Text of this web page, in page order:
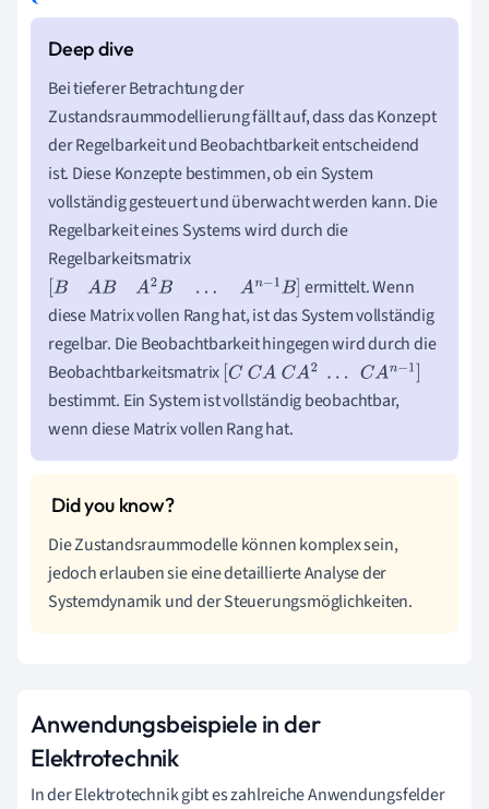
Bei tieferer Betrachtung der
Zustandsraummodellierung fällt auf, dass das Konzept
der Regelbarkeit und Beobachtbarkeit entscheidend
ist. Diese Konzepte bestimmen, ob ein System
vollständig gesteuert und überwacht werden kann. Die
Regelbarkeit eines Systems wird durch die
Regelbarkeitsmatrix
[BA A2B.. n−1B]
ermittelt. Wenn
diese Matrix vollen Rang hat, ist das System vollständig
regelbar. Die Beobachtbarkeit hingegen wird durch die
Beobachtbarkeitsmatrix [CCACA2...C An−1
bestimmt. Ein System ist vollständig beobachtbar,
wenn diese Matrix vollen Rang hat.
Die Zustandsraummodelle können komplex sein,
jedoch erlauben sie eine detaillierte Analyse der
Systemdynamik und der Steuerungsmöglichkeiten.
Anwendungsbeispiele in der
Elektrotechnik
In der Elektrotechnik gibt es zahlreiche Anwendungsfelder